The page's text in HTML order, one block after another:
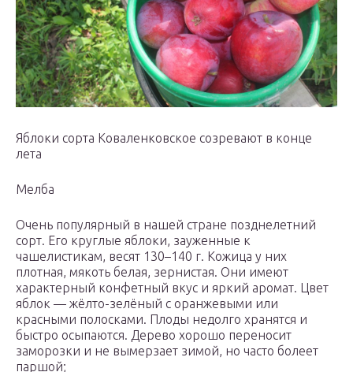
Яблоки сорта Коваленковское созревают в конце
лета
Мелба
Очень популярный в нашей стране позднелетний
сорт. Его круглые яблоки, зауженные к
чашелистикам, весят 130–140 г. Кожица у них
плотная, мякоть белая, зернистая. Они имеют
характерный конфетный вкус и яркий аромат. Цвет
яблок — жёлто-зелёный с оранжевыми или
красными полосками. Плоды недолго хранятся и
быстро осыпаются. Дерево хорошо переносит
заморозки и не вымерзает зимой, но часто болеет
паршой;